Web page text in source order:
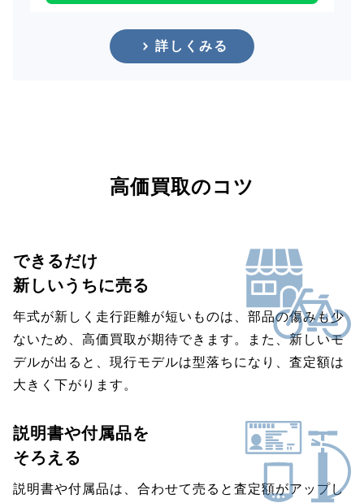
詳しくみる
高価買取のコツ
できるだけ
新しいうちに売る
年式が新しく走行距離が短いものは、部品の傷みも少
ないため、高価買取が期待できます。また、新しいモ
デルが出ると、現行モデルは型落ちになり、査定額は
大きく下がります。
説明書や付属品を
そろえる
説明書や付属品は、合わせて売ると査定額がアップし